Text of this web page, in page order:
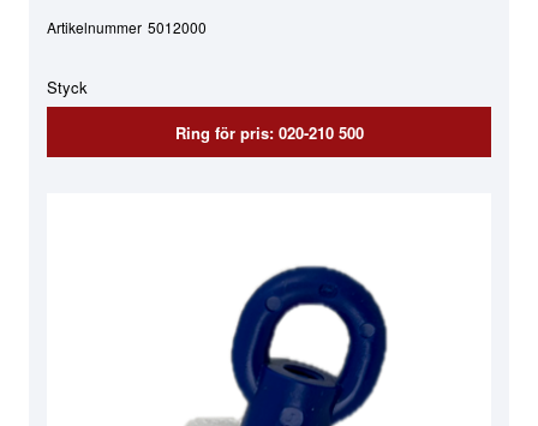
Artikelnummer 5012000
Styck
Ring för pris: 020-210 500